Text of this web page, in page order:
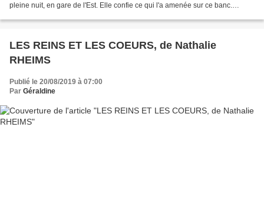
pleine nuit, en gare de l'Est. Elle confie ce qui l'a amenée sur ce banc.
LES REINS ET LES COEURS, de Nathalie
RHEIMS
Publié le 20/08/2019 à 07:00
Par Géraldine